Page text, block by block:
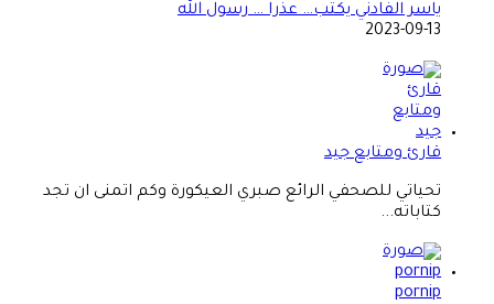
ياسر الفادني يكتب… عذرا … رسول الله
2023-09-13
قارئ ومتابع جيد
تحياتي للصحفي الرائع صبري العيكورة وكم اتمنى ان تجد
كتاباته...
pornip